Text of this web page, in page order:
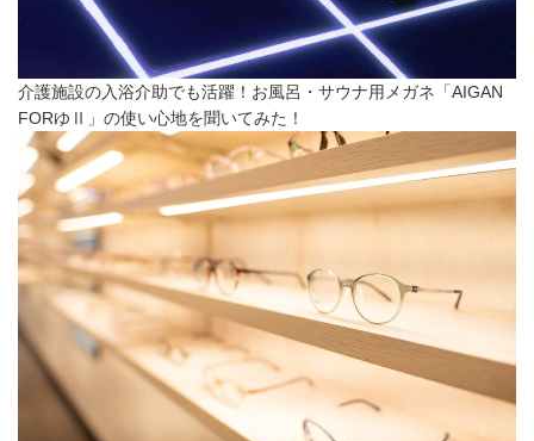
介護施設の入浴介助でも活躍！お風呂・サウナ用メガネ「AIGAN
FORゆⅡ」の使い心地を聞いてみた！